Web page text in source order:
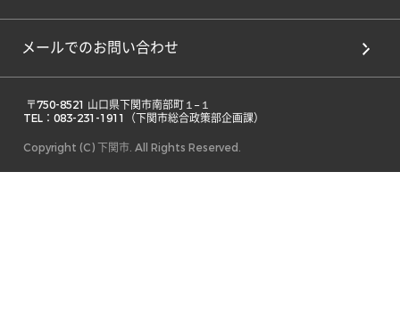
メールでのお問い合わせ
TEL：083-231-1911（下関市総合政策部企画課）
Copyright (C) 下関市. All Rights Reserved.